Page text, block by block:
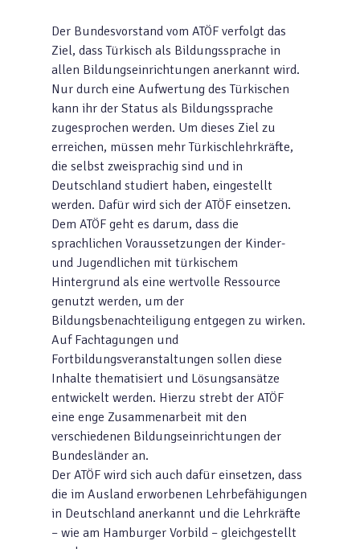
Der Bundesvorstand vom ATÖF verfolgt das
Ziel, dass Türkisch als Bildungssprache in
allen Bildungseinrichtungen anerkannt wird.
Nur durch eine Aufwertung des Türkischen
kann ihr der Status als Bildungssprache
zugesprochen werden. Um dieses Ziel zu
erreichen, müssen mehr Türkischlehrkräfte,
die selbst zweisprachig sind und in
Deutschland studiert haben, eingestellt
werden. Dafür wird sich der ATÖF einsetzen.
Dem ATÖF geht es darum, dass die
sprachlichen Voraussetzungen der Kinder-
und Jugendlichen mit türkischem
Hintergrund als eine wertvolle Ressource
genutzt werden, um der
Bildungsbenachteiligung entgegen zu wirken.
Auf Fachtagungen und
Fortbildungsveranstaltungen sollen diese
Inhalte thematisiert und Lösungsansätze
entwickelt werden. Hierzu strebt der ATÖF
eine enge Zusammenarbeit mit den
verschiedenen Bildungseinrichtungen der
Bundesländer an.
Der ATÖF wird sich auch dafür einsetzen, dass
die im Ausland erworbenen Lehrbefähigungen
in Deutschland anerkannt und die Lehrkräfte
– wie am Hamburger Vorbild – gleichgestellt